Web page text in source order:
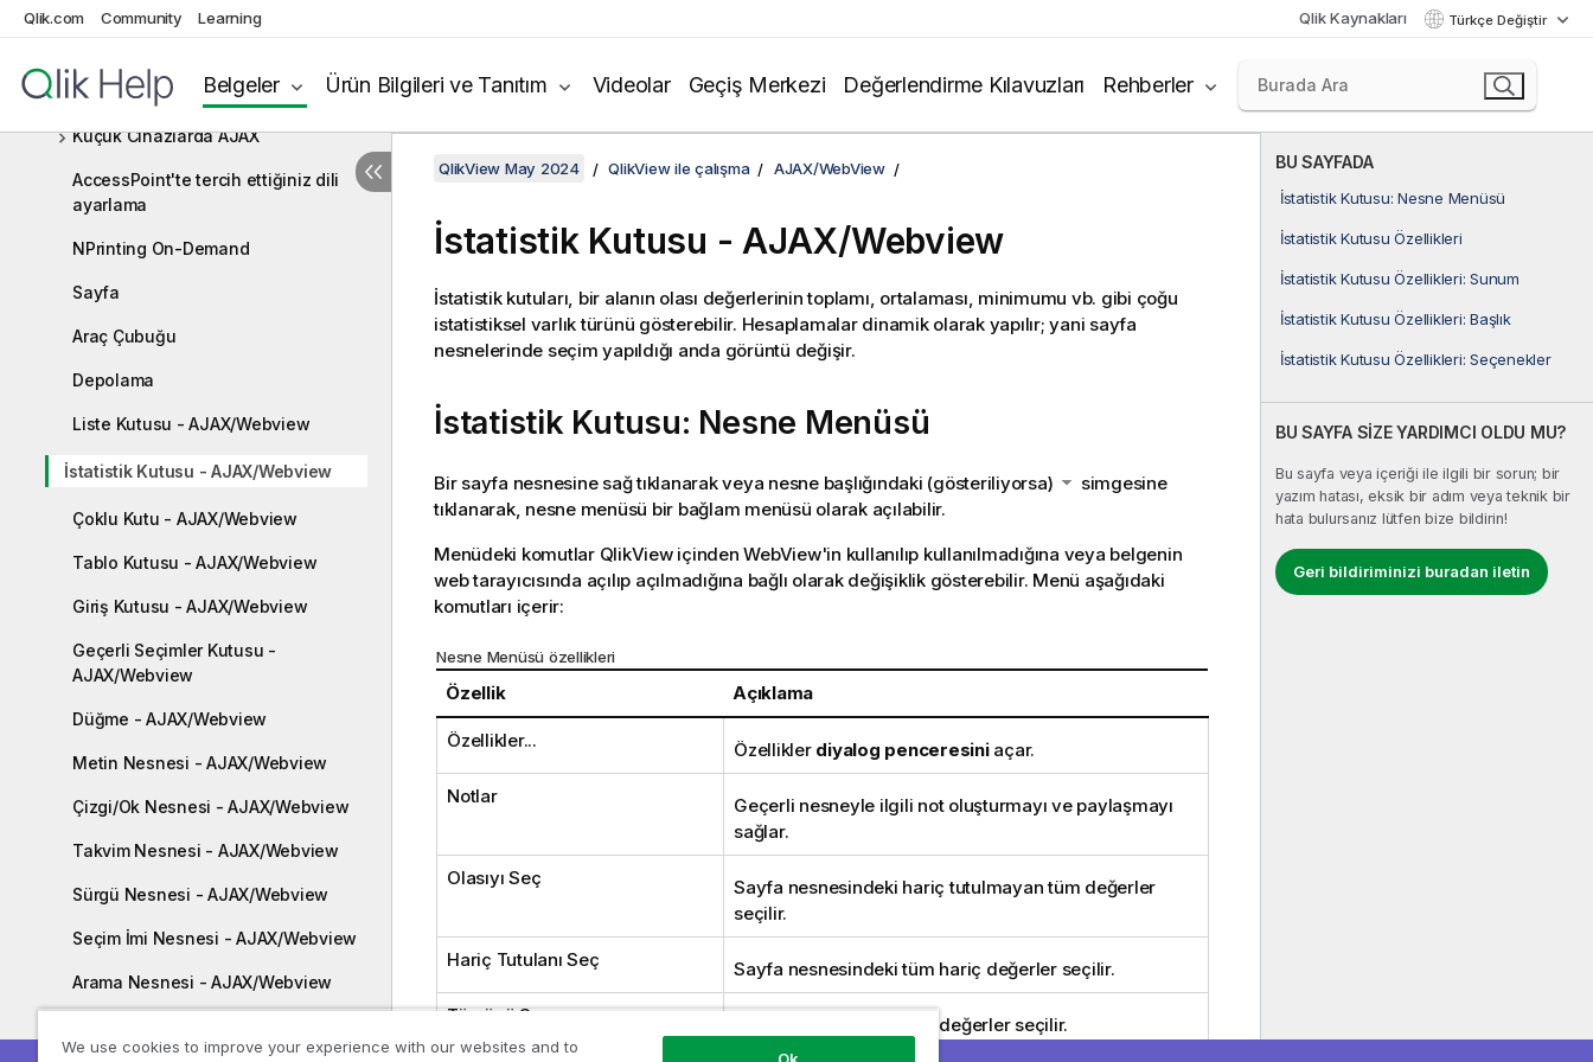
Qlik.com Community Learning Qlik Kaynakları Türkçe Değiştir
Belgeler Ürün Bilgileri ve Tanıtım Videolar Geçiş Merkezi Değerlendirme Kılavuzları Rehberler
Güvenlik
AJAX/WebView
Küçük Cihazlarda AJAX
AccessPoint'te tercih ettiğiniz dili
ayarlama
NPrinting On-Demand
Sayfa
Araç Çubuğu
Depolama
Liste Kutusu - AJAX/Webview
İstatistik Kutusu - AJAX/Webview
Çoklu Kutu - AJAX/Webview
Tablo Kutusu - AJAX/Webview
Giriş Kutusu - AJAX/Webview
Geçerli Seçimler Kutusu -
AJAX/Webview
Düğme - AJAX/Webview
Metin Nesnesi - AJAX/Webview
Çizgi/Ok Nesnesi - AJAX/Webview
Takvim Nesnesi - AJAX/Webview
Sürgü Nesnesi - AJAX/Webview
Seçim İmi Nesnesi - AJAX/Webview
Arama Nesnesi - AJAX/Webview
BU SAYFADA
İstatistik Kutusu: Nesne Menüsü
İstatistik Kutusu Özellikleri
İstatistik Kutusu Özellikleri: Sunum
İstatistik Kutusu Özellikleri: Başlık
İstatistik Kutusu Özellikleri: Seçenekler
BU SAYFA SİZE YARDIMCI OLDU MU?
Bu sayfa veya içeriği ile ilgili bir sorun; bir
yazım hatası, eksik bir adım veya teknik bir
hata bulursanız lütfen bize bildirin!
Geri bildiriminizi buradan iletin
QlikView May 2024 QlikView ile çalışma AJAX/WebView
İstatistik Kutusu - AJAX/Webview
İstatistik kutuları, bir alanın olası değerlerinin toplamı, ortalaması, minimumu vb. gibi çoğu
istatistiksel varlık türünü gösterebilir. Hesaplamalar dinamik olarak yapılır; yani sayfa
nesnelerinde seçim yapıldığı anda görüntü değişir.
İstatistik Kutusu: Nesne Menüsü
Bir sayfa nesnesine sağ tıklanarak veya nesne başlığındaki (gösteriliyorsa)
simgesine
tıklanarak, nesne menüsü bir bağlam menüsü olarak açılabilir.
Menüdeki komutlar QlikView içinden WebView'in kullanılıp kullanılmadığına veya belgenin
web tarayıcısında açılıp açılmadığına bağlı olarak değişiklik gösterebilir. Menü aşağıdaki
komutları içerir:
Nesne Menüsü özellikleri
Özellik Açıklama
Özellikler... Özellikler diyalog penceresiniaçar.
Notlar
Geçerli nesneyle ilgili not oluşturmayı ve paylaşmayı
sağlar.
Olasıyı Seç
Sayfa nesnesindeki hariç tutulmayan tüm değerler
seçilir.
Hariç Tutulanı Seç Sayfa nesnesindeki tüm hariç değerler seçilir.
Tümünü Seç Sayfa nesnesindeki tüm değerler seçilir.
We use cookies to improve your experience with our websites and to